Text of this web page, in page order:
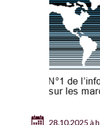
28.10.2025 à h